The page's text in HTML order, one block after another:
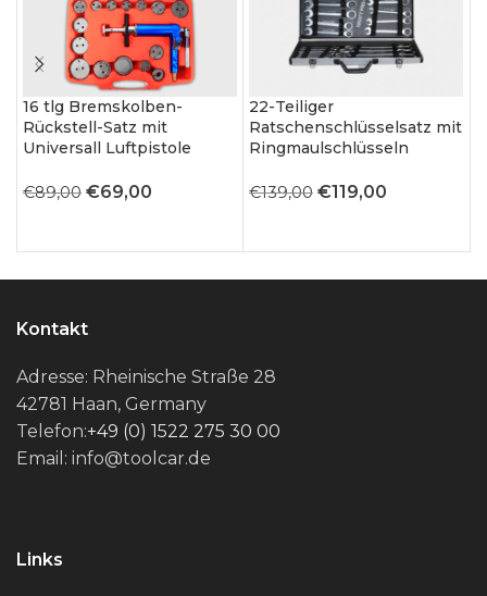
16 tlg Bremskolben-
Rückstell-Satz mit
Universall Luftpistole
€89,00 Ursprünglicher
€69,00
22-Teiliger
Ratschenschlüsselsatz mit
Ringmaulschlüsseln
€139,00 Ursprünglicher
€119,00
Kontakt
Adresse: Rheinische Straße 28
42781 Haan, Germany
Telefon:+49 (0) 1522 275 30 00
Email: info@toolcar.de
Links